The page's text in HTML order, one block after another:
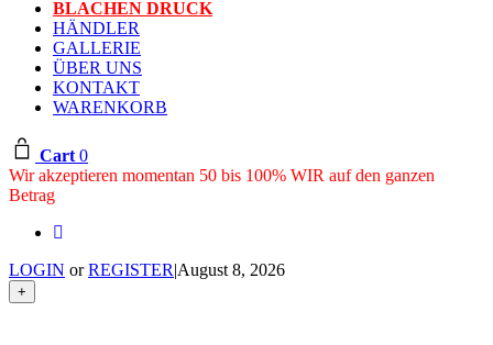
BLACHEN DRUCK
HÄNDLER
GALLERIE
ÜBER UNS
KONTAKT
WARENKORB
Cart 0
Wir akzeptieren momentan 50 bis 100% WIR auf den ganzen
Betrag
LOGIN orREGISTER|August 8, 2026
+